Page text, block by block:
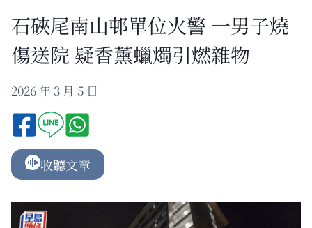
石硤尾南山邨單位火警 一男子燒
傷送院 疑香薰蠟燭引燃雜物
2026 年 3 月 5 日
收聽文章